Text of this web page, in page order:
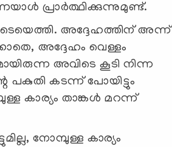
പ്രാർത്ഥിക്കുന്നുമുണ്ട്.
അദ്ദേഹത്തിന് അന്ന്
അദ്ദേഹം വെള്ളം
അവിടെ കൂടി നിന്ന
പകുതി കടന്ന് പോയിട്ടും
കാര്യം താങ്കൾ മറന്ന്
നോമ്പുള്ള കാര്യം